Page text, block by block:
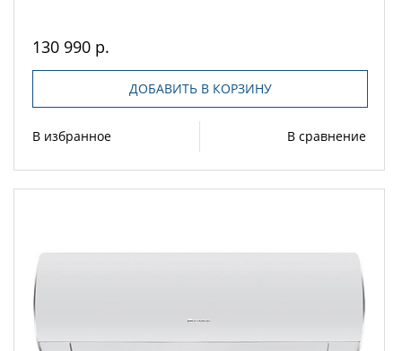
130 990 р.
ДОБАВИТЬ В КОРЗИНУ
В избранное В сравнение